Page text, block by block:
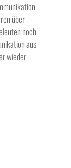
über
noch
aus
wieder